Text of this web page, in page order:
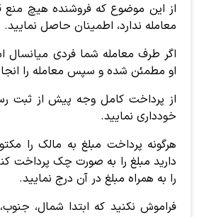
از این موضوع که فروشنده هیچ منع
معامله ندارد، اطمینان حاصل نمایید.
اگر طرف معامله شما فردی میانسال
او مطمئن شده و سپس معامله را
از پرداخت کامل وجه پیش از ثبت
خودداری نمایید.
هرگونه پرداخت مبلغ به مالک را
دارید مبلغ را به صورت چک پرداخت
را به همراه مبلغ در آن درج نمایید.
فراموش نکنید که ابتدا شمال،